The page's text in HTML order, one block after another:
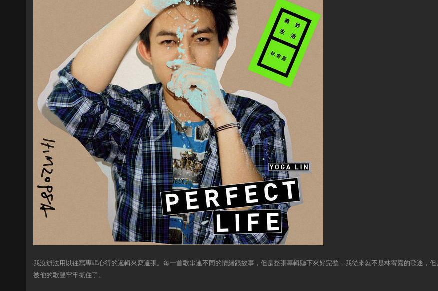
我沒辦法用以往寫專輯心得的邏輯來寫這張。每一首歌串連不同的情緒跟故事，但是整張專輯聽下來好完整，我從來就不是林宥嘉的歌迷，
被他的歌聲牢牢抓住了。